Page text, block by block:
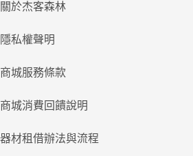
關於杰客森林
隱私權聲明
商城服務條款
商城消費回饋說明
器材租借辦法與流程